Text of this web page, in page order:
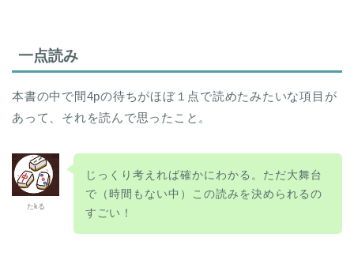
一点読み
本書の中で間4pの待ちがほぼ１点で読めたみたいな項目が
あって、それを読んで思ったこと。
たkる
じっくり考えれば確かにわかる。ただ大舞台
で（時間もない中）この読みを決められるの
すごい！